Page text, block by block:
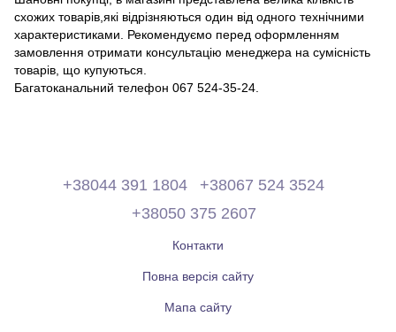
схожих товарів,які відрізняються один від одного технічними
характеристиками. Рекомендуємо перед оформленням
замовлення отримати консультацію менеджера на сумісність
товарів, що купуються.
Багатоканальний телефон 067 524-35-24.
+38044 391 1804
+38067 524 3524
+38050 375 2607
Контакти
Повна версія сайту
Мапа сайту